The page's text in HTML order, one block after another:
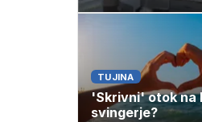
TUJINA
'Skrivni' otok na
svingerje?